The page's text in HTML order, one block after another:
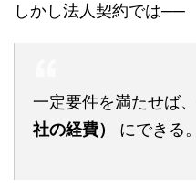
しかし法人契約では──
一定要件を満たせば、
社の経費）
にできる。